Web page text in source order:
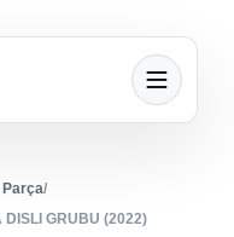
Parça/
DISLI GRUBU (2022)